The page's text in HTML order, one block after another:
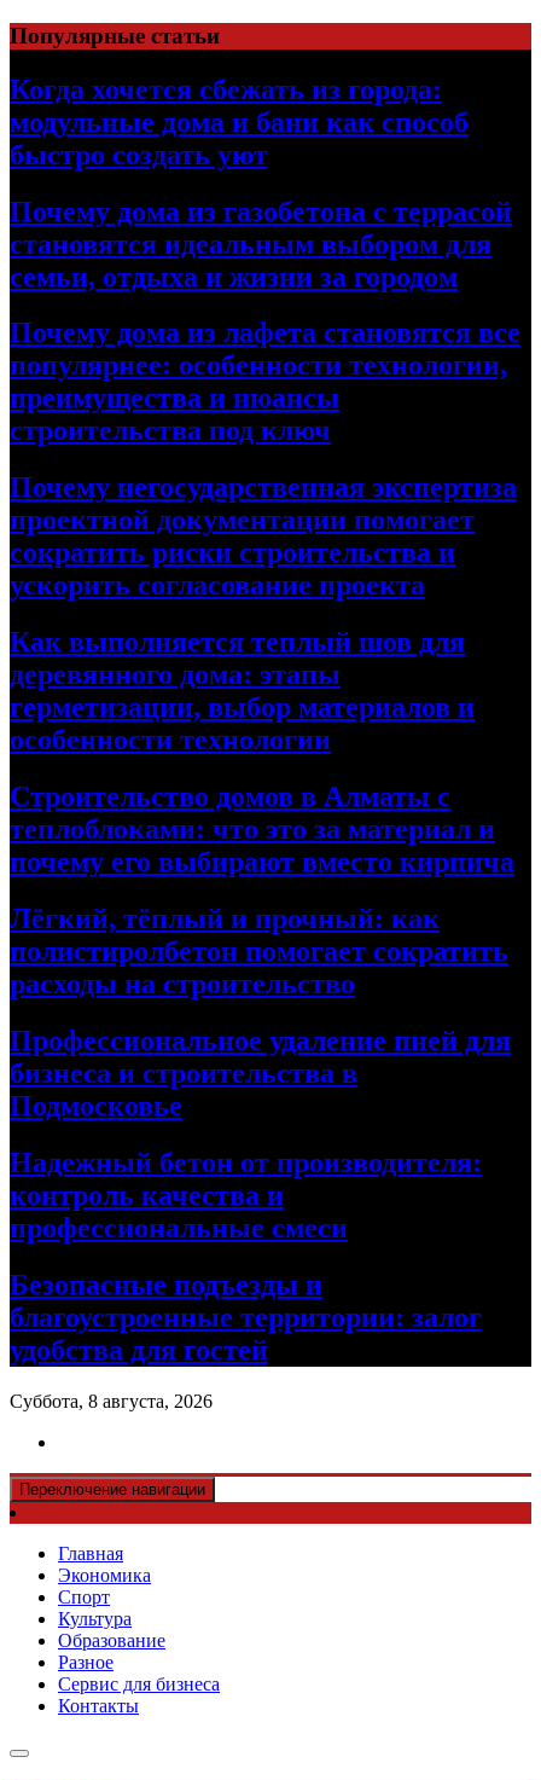
Перейти
к
содержимому
Популярные статьи
Когда хочется сбежать из города:
модульные дома и бани как способ
быстро создать уют
Почему дома из газобетона с террасой
становятся идеальным выбором для
семьи, отдыха и жизни за городом
Почему дома из лафета становятся все
популярнее: особенности технологии,
преимущества и нюансы
строительства под ключ
Почему негосударственная экспертиза
проектной документации помогает
сократить риски строительства и
ускорить согласование проекта
Как выполняется теплый шов для
деревянного дома: этапы
герметизации, выбор материалов и
особенности технологии
Строительство домов в Алматы с
теплоблоками: что это за материал и
почему его выбирают вместо кирпича
Лёгкий, тёплый и прочный: как
полистиролбетон помогает сократить
расходы на строительство
Профессиональное удаление пней для
бизнеса и строительства в
Подмосковье
Надежный бетон от производителя:
контроль качества и
профессиональные смеси
Безопасные подъезды и
благоустроенные территории: залог
удобства для гостей
Суббота, 8 августа, 2026
Переключение навигации
Главная
Экономика
Спорт
Культура
Образование
Разное
Сервис для бизнеса
Контакты